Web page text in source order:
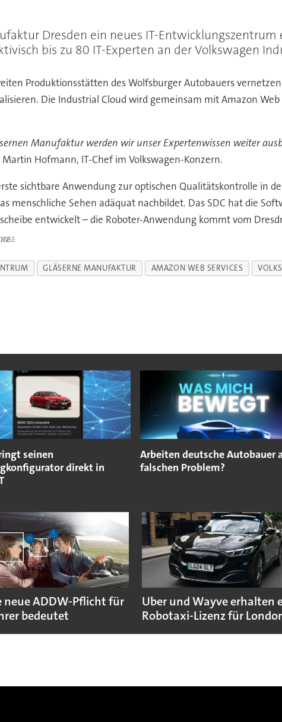
Dresden ein neues IT-
bis zu 80 IT-Experten an der Volkswagen
Produktionsstätten des Wolfsburger Autobauers
Die Industrial Cloud wird gemeinsam mit Amazon Web
Manufaktur werden wir unser Expertenwissen weiter
Martin Hofmann, IT-Chef im Volkswagen-Konzern.
sichtbare Anwendung zur optischen Qualitätskontrolle in
menschliche Sehen adäquat nachbildet. Das SDC hat die
entwickelt – die Roboter-Anwendung kommt vom
GLÄSERNE MANUFAKTUR AMAZON WEB SERVICES
seinen
direkt in
Arbeiten deutsche Autobauer
falschen Problem?
neue ADDW-Pflicht für
bedeutet
Uber und Wayve erhalten
Robotaxi-Lizenz für